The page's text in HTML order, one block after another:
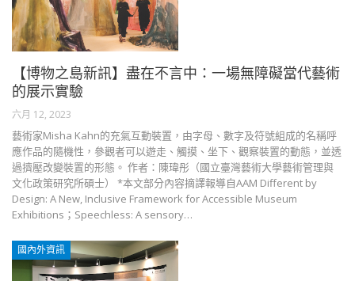
【博物之島新訊】盡在不言中：一場無障礙當代藝術
的展示實驗
六月 12, 2023
藝術家Misha Kahn的充氣互動裝置，由字母、數字及符號組成的名稱呼
應作品的隨機性，參觀者可以遊走、觸摸、坐下、觀察裝置的動態，並透
過擠壓改變裝置的形態。 作者：陳瑋彤（國立臺灣藝術大學藝術管理與
文化政策研究所碩士） *本文部分內容摘譯報導自AAM Different by
Design: A New, Inclusive Framework for Accessible Museum
Exhibitions；Speechless: A sensory…
國內外資訊